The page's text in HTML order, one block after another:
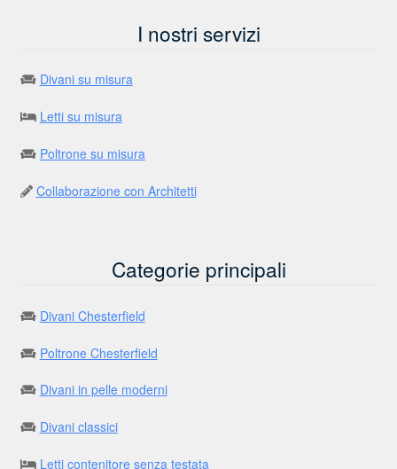
I nostri servizi
Divani su misura
Letti su misura
Poltrone su misura
Collaborazione con Architetti
Categorie principali
Divani Chesterfield
Poltrone Chesterfield
Divani in pelle moderni
Divani classici
Letti contenitore senza testata